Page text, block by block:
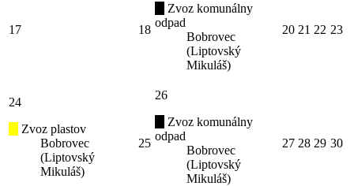
17 18
Zvoz komunálny
odpad
Bobrovec
(Liptovský
Mikuláš)
20 21 22 23
24
Zvoz plastov
Bobrovec
(Liptovský
Mikuláš)
25
26
Zvoz komunálny
odpad
Bobrovec
(Liptovský
Mikuláš)
27 28 29 30